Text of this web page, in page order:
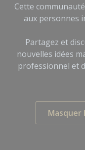
Cette
aux personnes
Partagez et
nouvelles idées
professionnel et